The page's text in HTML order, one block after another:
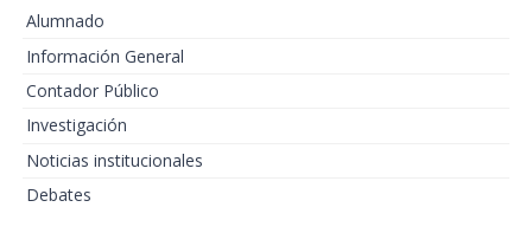
Alumnado
Información General
Contador Público
Investigación
Noticias institucionales
Debates